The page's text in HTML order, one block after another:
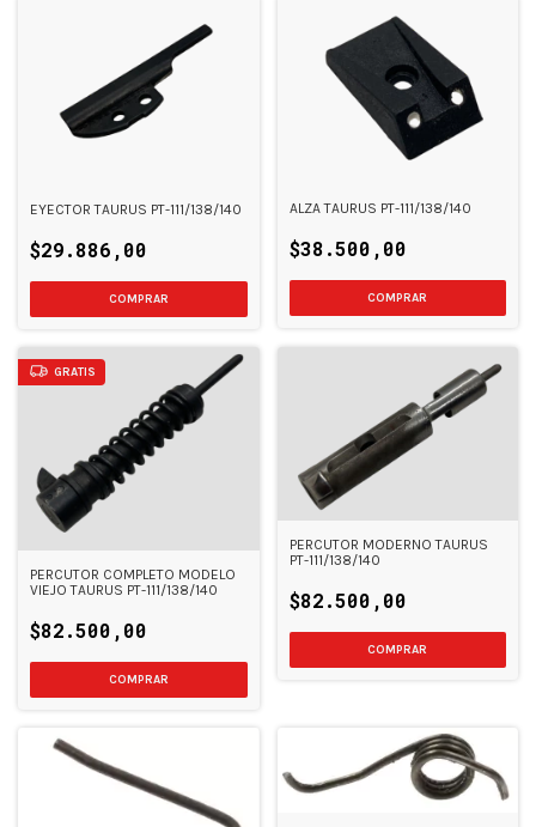
EYECTOR TAURUS PT-111/138/140
$29.886,00
COMPRAR
ALZA TAURUS PT-111/138/140
$38.500,00
GRATIS
PERCUTOR COMPLETO MODELO
VIEJO TAURUS PT-111/138/140
$82.500,00
PERCUTOR MODERNO TAURUS
PT-111/138/140
$82.500,00